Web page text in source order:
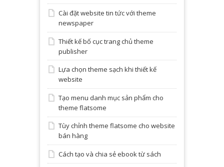
Cài đặt website tin tức với theme
newspaper
Thiết kế bố cục trang chủ theme
publisher
Lựa chọn theme sạch khi thiết kế
website
Tạo menu danh mục sản phẩm cho
theme flatsome
Tùy chỉnh theme flatsome cho website
bán hàng
Cách tạo và chia sẻ ebook từ sách